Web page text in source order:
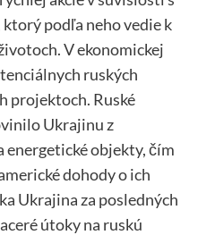
podľa neho vedie k
V ekonomickej
ruských
projektoch. Ruské
Ukrajinu z
energetické objekty, čím
dohody o ich
Ukrajina za posledných
útoky na ruskú